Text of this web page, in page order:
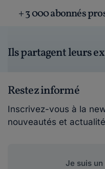
+ 3 000 abonnés
Ils partagent leurs
Restez informé
Inscrivez-vous à la
nouveautés et